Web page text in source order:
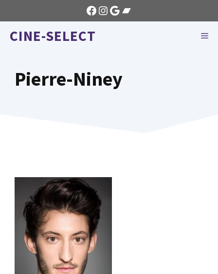
au
contenu
Facebook
Instagram
GoogleBandcamp
CINE-SELECT
Pierre-Niney